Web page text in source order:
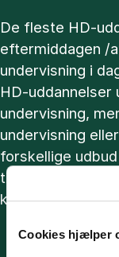
Cookies hjælper
De fleste HD-
eftermiddagen /
undervisning i
HD-uddannelser
undervisning,
undervisning
forskellige
tilrettelægge din
karriere og i dit